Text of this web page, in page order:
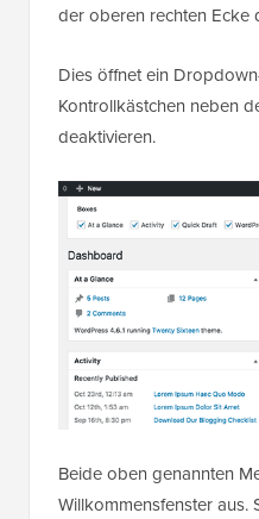
der oberen rechten Ecke
Dies öffnet ein
Kontrollkästchen neben
deaktivieren.
Beide oben genannten
Willkommensfenster aus.